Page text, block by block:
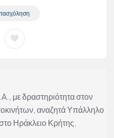
με δραστηριότητα στον
αναζητά Υπάλληλο
Ηράκλειο Κρήτης.